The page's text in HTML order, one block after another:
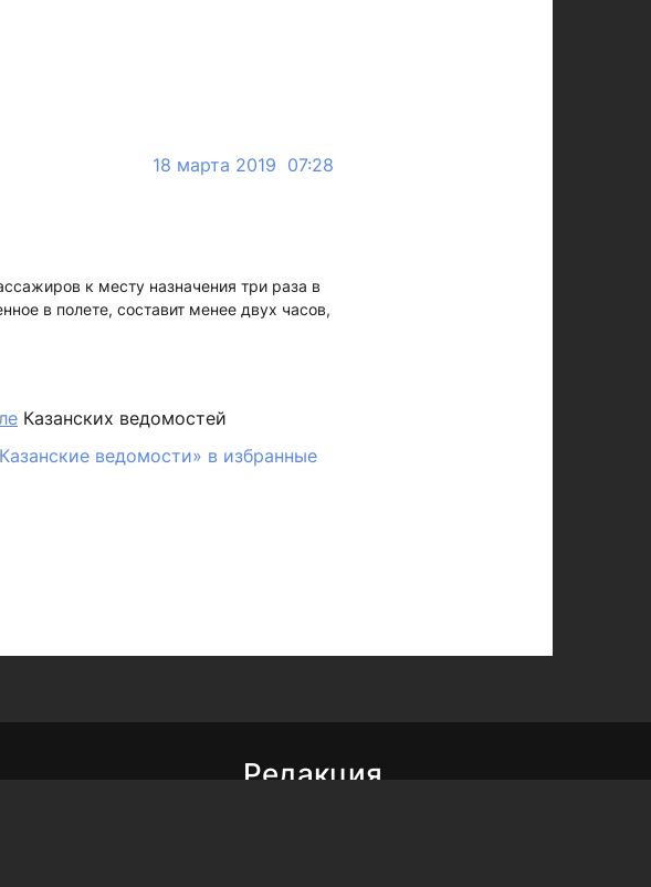
18 марта 2019 07:28
к месту назначения три раза в
в полете, составит менее двух часов,
Казанских ведомостей
ведомости» в избранные
Редакция